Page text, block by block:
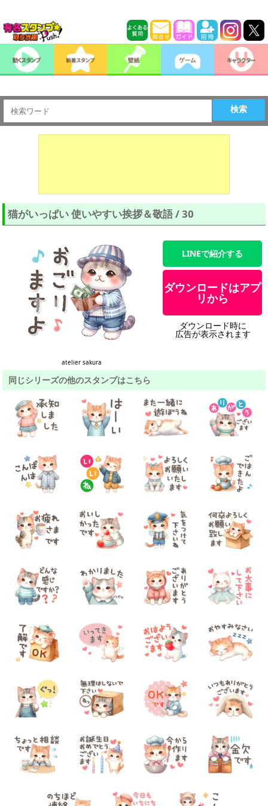
検索
猫がいっぱい 使いやすい挨拶＆敬語 / 30
atelier sakura
LINEで紹介する
ダウンロードはアプ
リから
ダウンロード時に
広告が表示されます
同じシリーズの他のスタンプはこちら